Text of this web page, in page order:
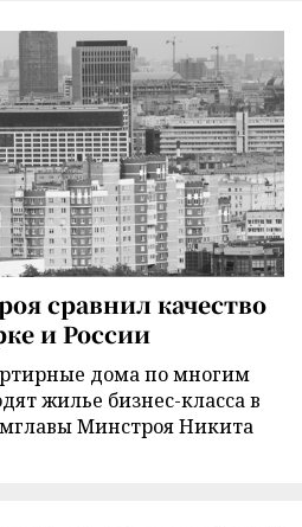
сравнил качество
и России
дома по многим
жилье бизнес-класса в
Минстроя Никита